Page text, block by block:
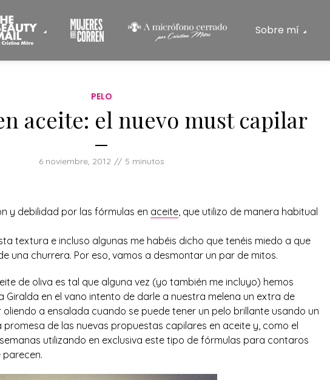
Sobre mí
PELO
aceite: el nuevo must capilar
6 noviembre, 2012 5 minutos
y debilidad por las fórmulas en aceite, que utilizo de manera habitual
textura e incluso algunas me habéis dicho que tenéis miedo a que
una churrera. Por eso, vamos a desmontar un par de mitos.
de oliva es tal que alguna vez (yo también me incluyo) hemos
Giralda en el vano intento de darle a nuestra melena un extra de
oliendo a ensalada cuando se puede tener un pelo brillante usando un
promesa de las nuevas propuestas capilares en aceite y, como el
utilizando en exclusiva este tipo de fórmulas para contaros